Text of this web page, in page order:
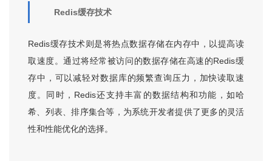
Redis缓存技术
Redis缓存技术则是将热点数据存储在内存中，以提高读
取速度。通过将经常被访问的数据存储在高速的Redis缓
存中，可以减轻对数据库的频繁查询压力，加快读取速
度。同时，Redis还支持丰富的数据结构和功能，如哈
希、列表、排序集合等，为系统开发者提供了更多的灵活
性和性能优化的选择。